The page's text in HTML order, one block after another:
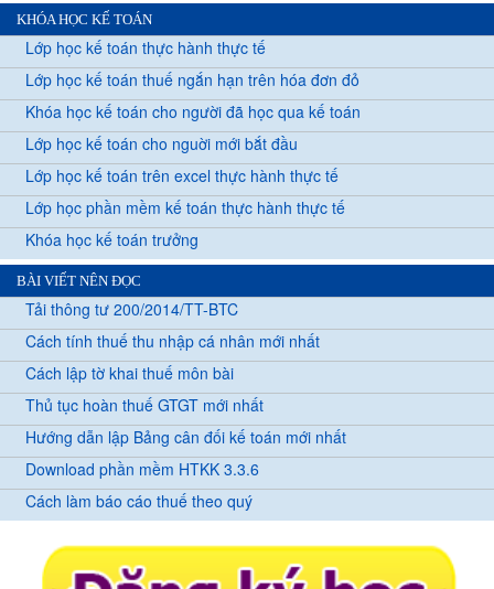
KHÓA HỌC KẾ TOÁN
Lớp học kế toán thực hành thực tế
Lớp học kế toán thuế ngắn hạn trên hóa đơn đỏ
Khóa học kế toán cho người đã học qua kế toán
Lớp học kế toán cho nguời mới bắt đầu
Lớp học kế toán trên excel thực hành thực tế
Lớp học phần mềm kế toán thực hành thực tế
Khóa học kế toán trưởng
BÀI VIẾT NÊN ĐỌC
Tải thông tư 200/2014/TT-BTC
Cách tính thuế thu nhập cá nhân mới nhất
Cách lập tờ khai thuế môn bài
Thủ tục hoàn thuế GTGT mới nhất
Hướng dẫn lập Bảng cân đối kế toán mới nhất
Download phần mềm HTKK 3.3.6
Cách làm báo cáo thuế theo quý